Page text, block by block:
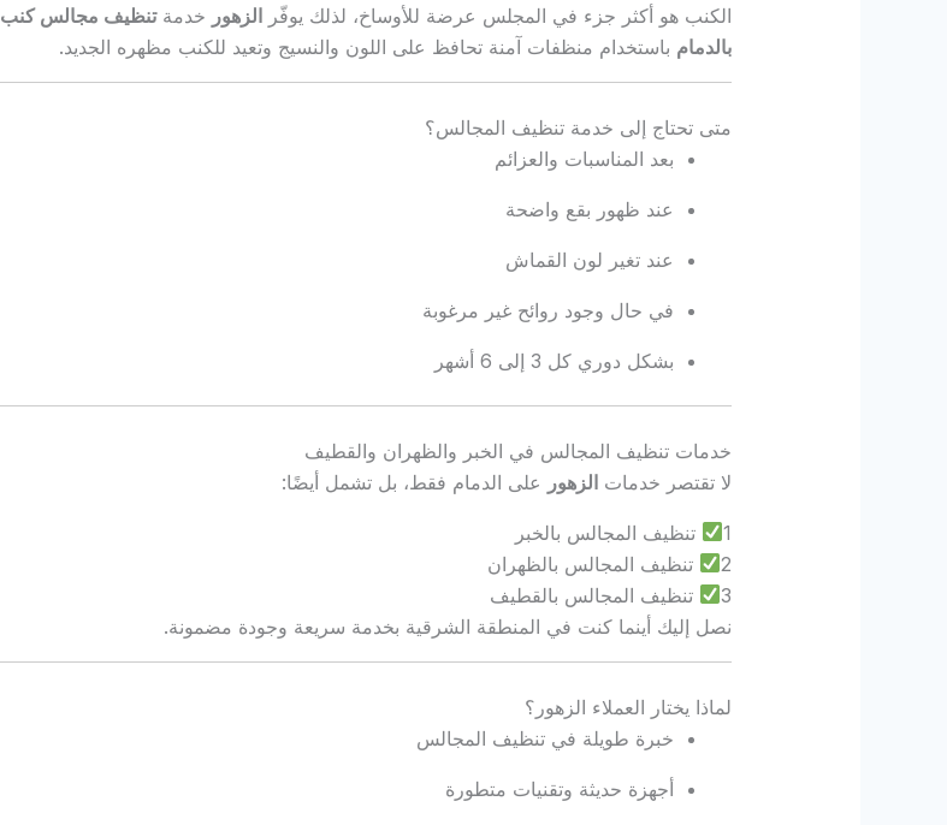
الكنب هو أكثر جزء في المجلس عرضة للأوساخ، لذلك يوفّر الزهور خدمةتنظيف مجالس كنب
بالدمام باستخدام منظفات آمنة تحافظ على اللون والنسيج وتعيد للكنب مظهره الجديد.
متى تحتاج إلى خدمة تنظيف المجالس؟
بعد المناسبات والعزائم
عند ظهور بقع واضحة
عند تغير لون القماش
في حال وجود روائح غير مرغوبة
بشكل دوري كل 3 إلى 6 أشهر
خدمات تنظيف المجالس في الخبر والظهران والقطيف
لا تقتصر خدمات الزهور على الدمام فقط، بل تشمل أيضًا:
1
تنظيف المجالس بالخبر
2
تنظيف المجالس بالظهران
3
تنظيف المجالس بالقطيف
نصل إليك أينما كنت في المنطقة الشرقية بخدمة سريعة وجودة مضمونة.
لماذا يختار العملاء الزهور؟
خبرة طويلة في تنظيف المجالس
أجهزة حديثة وتقنيات متطورة